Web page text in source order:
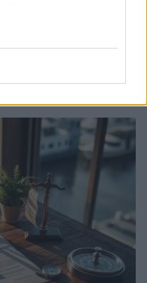
i fondatori restano